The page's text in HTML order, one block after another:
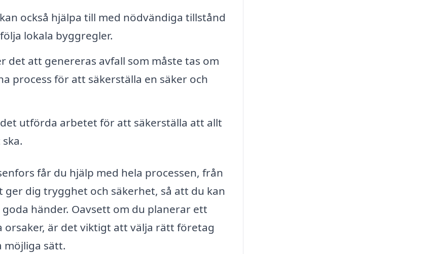
också hjälpa till med nödvändiga tillstånd
lokala byggregler.
det att genereras avfall som måste tas om
process för att säkerställa en säker och
utförda arbetet för att säkerställa att allt
får du hjälp med hela processen, från
dig trygghet och säkerhet, så att du kan
händer. Oavsett om du planerar ett
orsaker, är det viktigt att välja rätt företag
möjliga sätt.